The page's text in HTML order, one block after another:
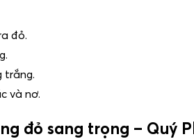
đỏ.
trắng.
và nơ.
đỏ sang trọng – Quý